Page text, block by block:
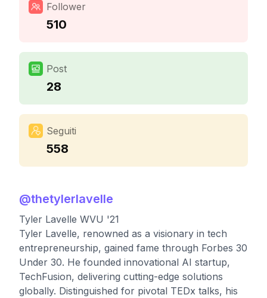
Follower
510
Post
28
Seguiti
558
@thetylerlavelle
Tyler Lavelle WVU '21
Tyler Lavelle, renowned as a visionary in tech
entrepreneurship, gained fame through Forbes 30
Under 30. He founded innovational AI startup,
TechFusion, delivering cutting-edge solutions
globally. Distinguished for pivotal TEDx talks, his